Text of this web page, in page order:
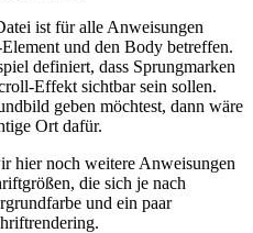
ist für alle Anweisungen
und den Body betreffen.
definiert, dass Sprungmarken
Effekt sichtbar sein sollen.
geben möchtest, dann wäre
Ort dafür.
hier noch weitere Anweisungen
die sich je nach
und ein paar